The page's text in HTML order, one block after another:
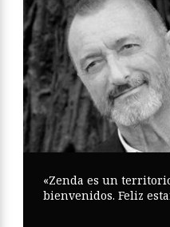
«Zenda es un
bienvenidos. Feliz